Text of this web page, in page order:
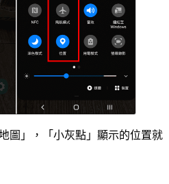
圖」，「小灰點」顯示的位置就